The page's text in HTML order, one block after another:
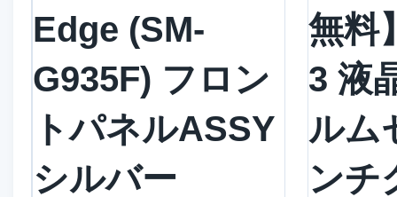
Edge (SM-
G935F) フロン
トパネルASSY
シルバー
無料
3 液
ルム
ンチ